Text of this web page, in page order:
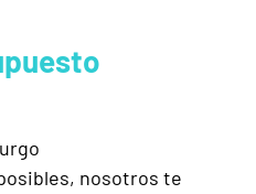
nosotros te